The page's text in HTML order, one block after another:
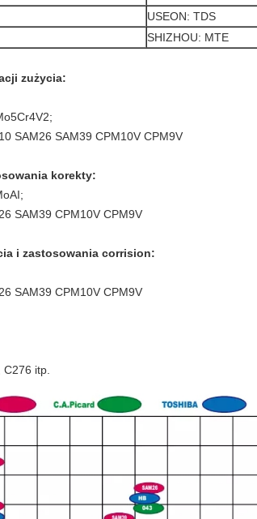
USEON: TDS
SHIZHOU: MTE
zużycia:
SAM26 SAM39 CPM10V CPM9V
korekty:
SAM39 CPM10V CPM9V
i zastosowania corrision:
SAM39 CPM10V CPM9V
itp.